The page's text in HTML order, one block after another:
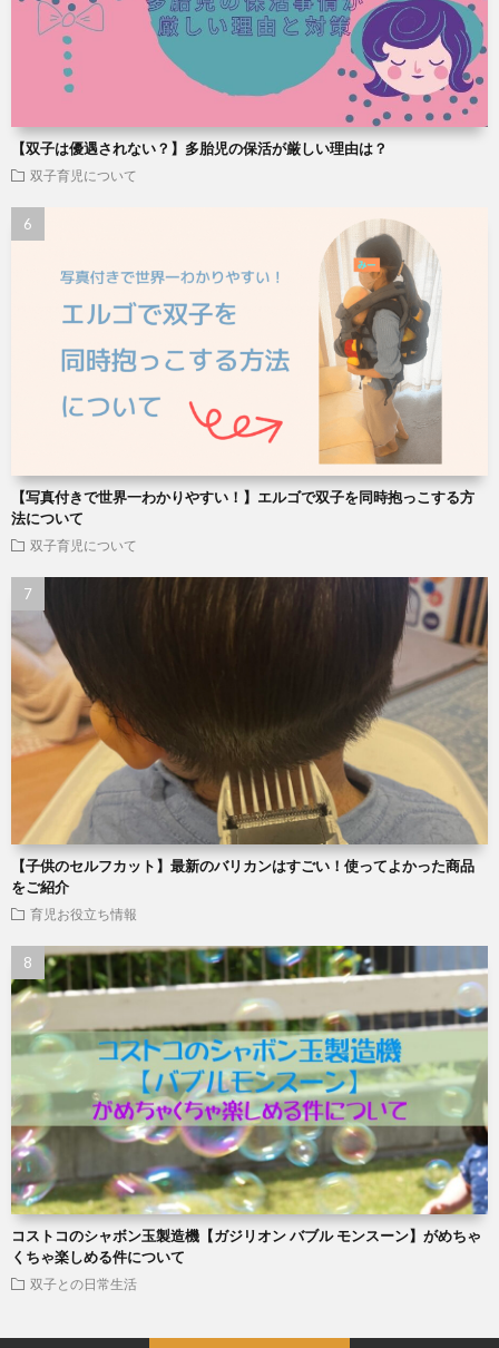
【双子は優遇されない？】多胎児の保活が厳しい理由は？
双子育児について
【写真付きで世界一わかりやすい！】エルゴで双子を同時抱っこする方
法について
双子育児について
【子供のセルフカット】最新のバリカンはすごい！使ってよかった商品
をご紹介
育児お役立ち情報
コストコのシャボン玉製造機【ガジリオン バブル モンスーン】がめちゃ
くちゃ楽しめる件について
双子との日常生活